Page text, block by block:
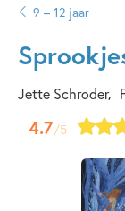
auteurs
uitgevers
9 – 12 jaar
Jette Schroder
4.7/5